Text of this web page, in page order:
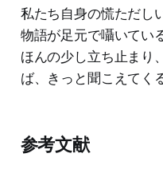
私たち自身の慌ただし
物語が足元で囁いてい
ほんの少し立ち止まり
ば、きっと聞こえてく
参考文献